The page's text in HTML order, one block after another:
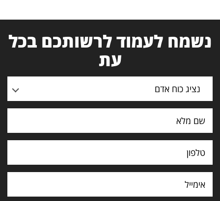
נשמח לעמוד לרשותכם בכל
עת
נציג כוח אדם